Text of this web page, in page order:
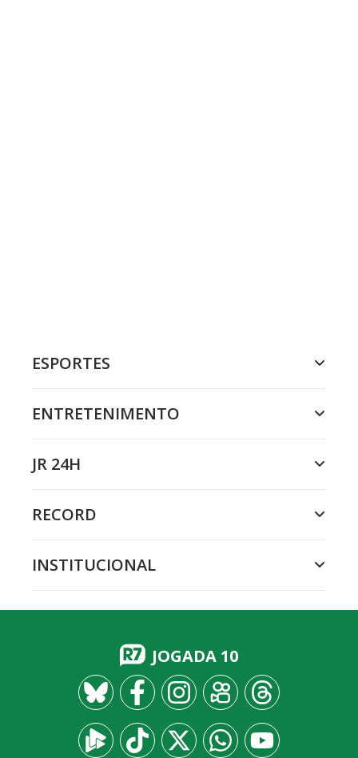
ESPORTES
ENTRETENIMENTO
JR 24H
RECORD
INSTITUCIONAL
JOGADA 10